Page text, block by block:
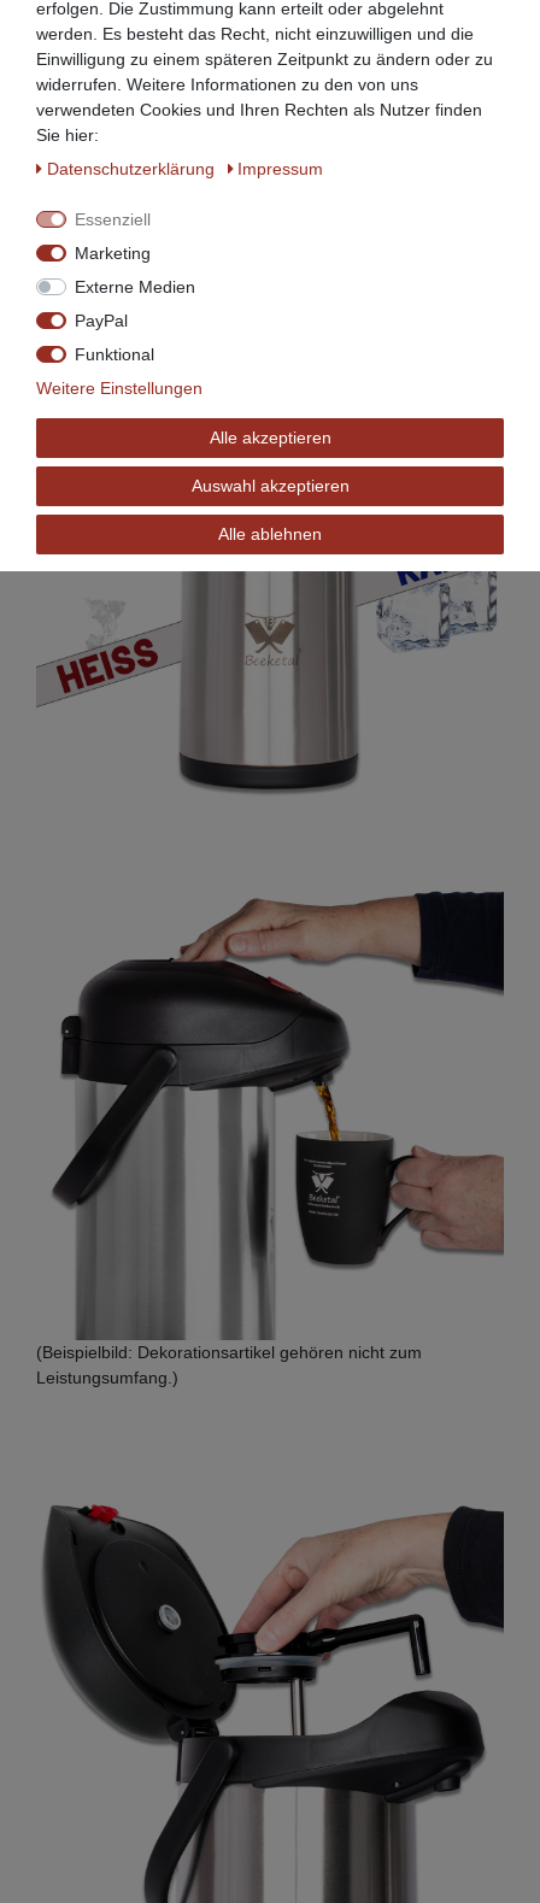
Leicht zu reinigen
Deckel, Pumpmechanik sowie Griff aus
hochwertigem Kunststoff gefertigt
Griff klappbar
von Getränken
(Beispielbild: Dekorationsartikel gehören nicht zum
Leistungsumfang.)
erfolgen. Die Zustimmung kann erteilt oder abgelehnt
werden. Es besteht das Recht, nicht einzuwilligen und die
Einwilligung zu einem späteren Zeitpunkt zu ändern oder zu
widerrufen. Weitere Informationen zu den von uns
verwendeten Cookies und Ihren Rechten als Nutzer finden
Sie hier:
Daten­schutz­erklärung
Impressum
Essenziell
Marketing
Externe Medien
PayPal
Funktional
Weitere Einstellungen
Alle akzeptieren
Auswahl akzeptieren
Alle ablehnen